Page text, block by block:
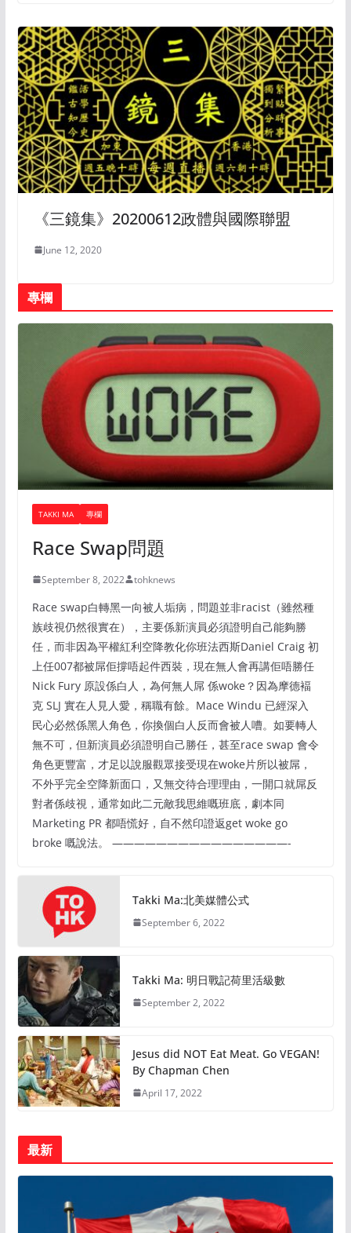
《三鏡集》20200612政體與國際聯盟
June 12, 2020
專欄
TAKKI MA 專欄
Race Swap問題
September 8, 2022 tohknews
Race swap白轉黑一向被人垢病，問題並非racist（雖然種
族歧視仍然很實在），主要係新演員必須證明自己能夠勝
任，而非因為平權紅利空降教化你班法西斯Daniel Craig 初
上任007都被屌佢撐唔起件西裝，現在無人會再講佢唔勝任
Nick Fury 原設係白人，為何無人屌 係woke？因為摩德褔
克 SLJ 實在人見人愛，稱職有餘。Mace Windu 已經深入
民心必然係黑人角色，你換個白人反而會被人嘈。如要轉人
無不可，但新演員必須證明自己勝任，甚至race swap 會令
角色更豐富，才足以說服觀眾接受現在woke片所以被屌，
不外乎完全空降新面口，又無交待合理理由，一開口就屌反
對者係歧視，通常如此二元敵我思維嘅班底，劇本同
Marketing PR 都唔慌好，自不然印證返get woke go
broke 嘅說法。 ————————————————-
Takki Ma:北美媒體公式
September 6, 2022
Takki Ma: 明日戰記荷里活級數
September 2, 2022
Jesus did NOT Eat Meat. Go VEGAN!
By Chapman Chen
April 17, 2022
最新